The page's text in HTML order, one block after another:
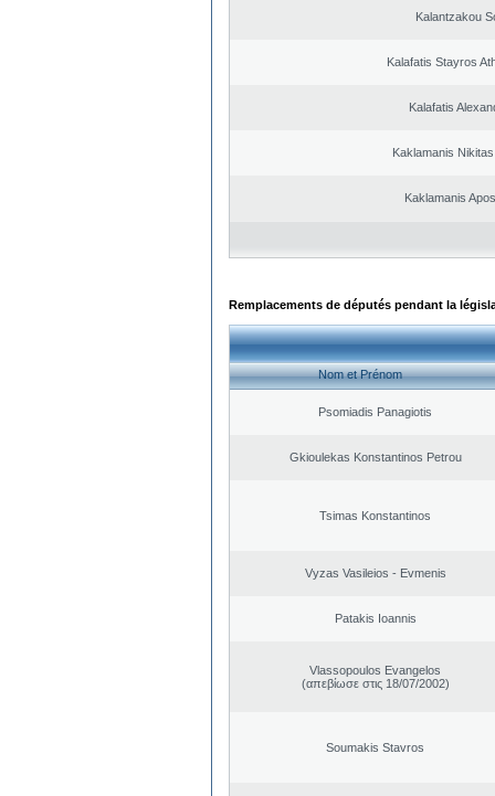
Kalantzakou
Kalafatis Stayros
Kalafatis
Kaklamanis
Kaklamanis
Remplacements de députés pendant la
Nom et Prénom
Psomiadis Panagiotis
Gkioulekas Konstantinos Petrou
Tsimas Konstantinos
Vyzas Vasileios - Evmenis
Patakis Ioannis
Vlassopoulos Evangelos
(απεβίωσε στις 18/07/2002)
Soumakis Stavros